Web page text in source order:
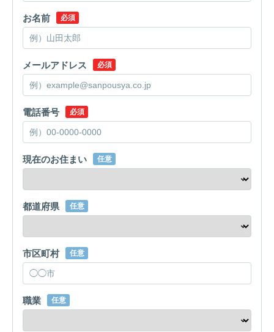
お名前 必須
メールアドレス 必須
電話番号 必須
現在のお住まい 任意
都道府県 任意
市区町村 任意
職業 任意